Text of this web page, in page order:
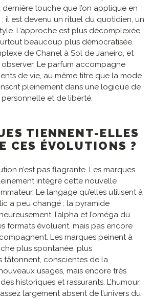
dernière touche que l’on applique en
il est devenu un rituel du quotidien, un
L’approche est plus décomplexée,
beaucoup plus démocratisée.
de Chanel à Sol de Janeiro, et
observer. Le parfum accompagne
de vie, au même titre que la mode
pleinement dans une logique de
personnelle et de liberté.
TIENNENT-ELLES
CES ÉVOLUTIONS ?
n’est pas flagrante. Les marques
intégré cette nouvelle
Le langage qu’elles utilisent à
a peu changé : la pyramide
l’alpha et l’oméga du
formats évoluent, mais pas encore
Les marques peinent à
plus spontanée, plus
tâtonnent, conscientes de la
usages, mais encore très
historiques et rassurants. L’humour,
largement absent de l’univers du